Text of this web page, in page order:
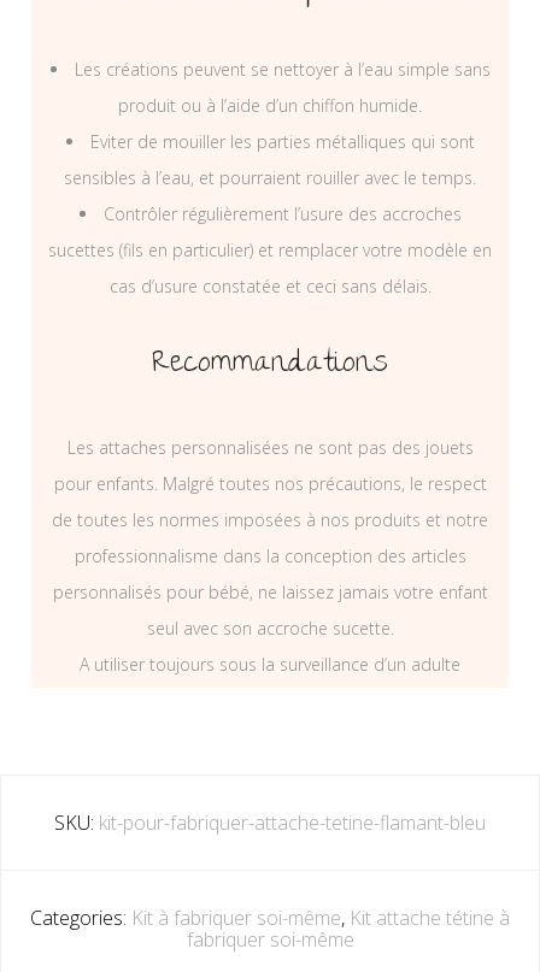
Les créations peuvent se nettoyer à l’eau simple sans
produit ou à l’aide d’un chiffon humide.
Eviter de mouiller les parties métalliques qui sont
sensibles à l’eau, et pourraient rouiller avec le temps.
Contrôler régulièrement l’usure des accroches
sucettes (fils en particulier) et remplacer votre modèle en
cas d’usure constatée et ceci sans délais.
Recommandations
Les attaches personnalisées ne sont pas des jouets
pour enfants. Malgré toutes nos précautions, le respect
de toutes les normes imposées à nos produits et notre
professionnalisme dans la conception des articles
personnalisés pour bébé, ne laissez jamais votre enfant
seul avec son accroche sucette.
A utiliser toujours sous la surveillance d’un adulte
SKU: kit-pour-fabriquer-attache-tetine-flamant-bleu
Categories: Kit à fabriquer soi-même, Kit attache tétine à
fabriquer soi-même